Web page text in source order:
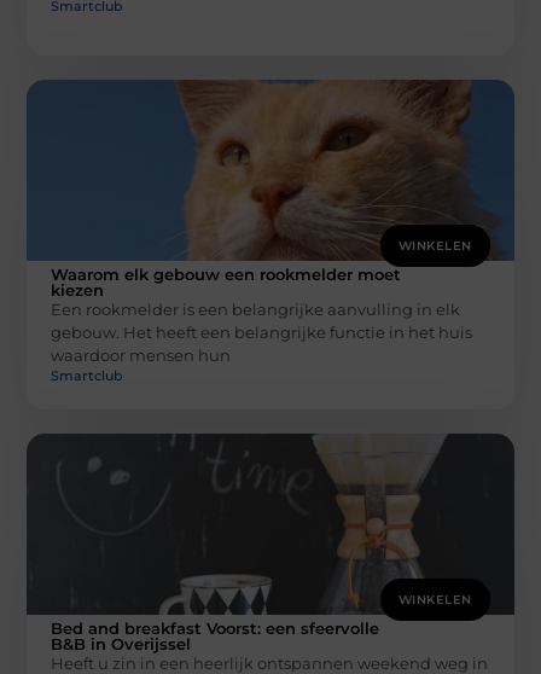
Smartclub
WINKELEN
Waarom elk gebouw een rookmelder moet
kiezen
Een rookmelder is een belangrijke aanvulling in elk
gebouw. Het heeft een belangrijke functie in het huis
waardoor mensen hun
Smartclub
WINKELEN
Bed and breakfast Voorst: een sfeervolle
B&B in Overijssel
Heeft u zin in een heerlijk ontspannen weekend weg in